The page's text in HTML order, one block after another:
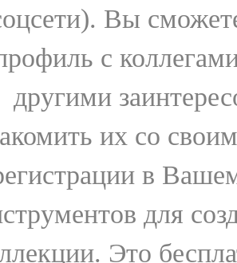
Вы
с
другими
их со
в
для
Это